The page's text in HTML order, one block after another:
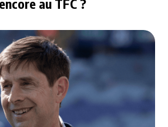
au TFC ?